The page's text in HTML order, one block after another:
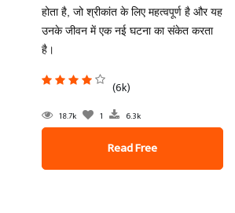
होता है, जो श्रीकांत के लिए महत्वपूर्ण है और यह
उनके जीवन में एक नई घटना का संकेत करता
है।
(6k)
18.7k 1 6.3k
Read Free